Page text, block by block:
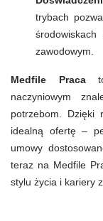
trybach
zawodowym.
Medfile Pracato
naczyniowym
potrzebom. Dzięki
idealną ofertę –
umowy
teraz na Medfile
stylu życia i kariery